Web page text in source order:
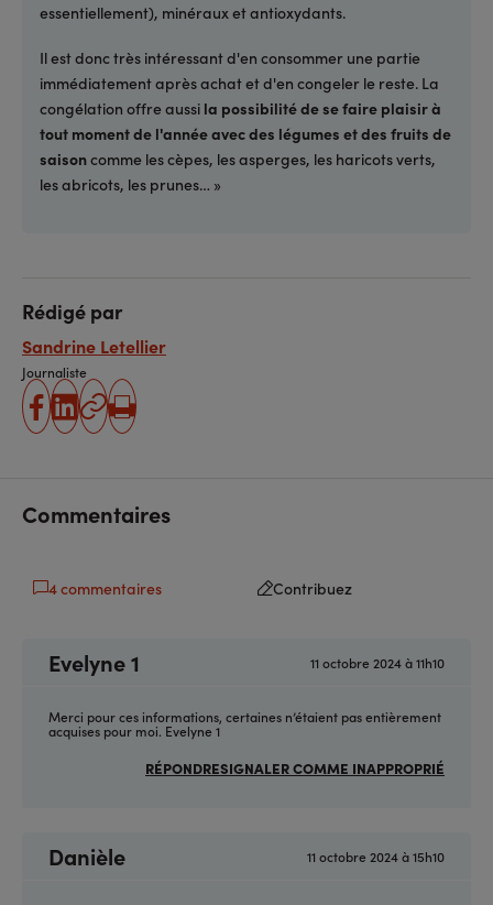
essentiellement), minéraux et antioxydants.
Il est donc très intéressant d'en consommer une partie
immédiatement après achat et d'en congeler le reste. La
congélation offre aussi la possibilité de se faire plaisir à
tout moment de l'année avec des légumes et des fruits de
saisoncomme les cèpes, les asperges, les haricots verts,
les abricots, les prunes… »
Rédigé par
Sandrine Letellier
Journaliste
partager
partager
Copier
Imprimer
Commentaires
4 commentaires Contribuez
Evelyne 1 11 octobre 2024 à 11h10
Merci pour ces informations, certaines n’étaient pas entièrement
acquises pour moi. Evelyne 1
RÉPONDRESIGNALER COMME INAPPROPRIÉ
Danièle 11 octobre 2024 à 15h10